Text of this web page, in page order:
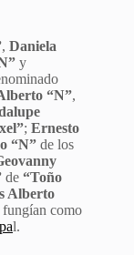
, Daniela
y
“N”,
; Ernesto
“N” de los
de “Toño
Alberto
fungían como
l.